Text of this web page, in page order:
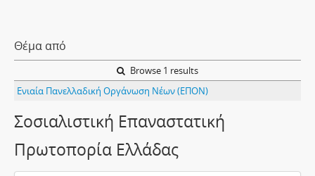
Θέμα από
Browse 1 results
Ενιαία Πανελλαδική Οργάνωση Νέων (ΕΠΟΝ)
Σοσιαλιστική Επαναστατική
Πρωτοπορία Ελλάδας